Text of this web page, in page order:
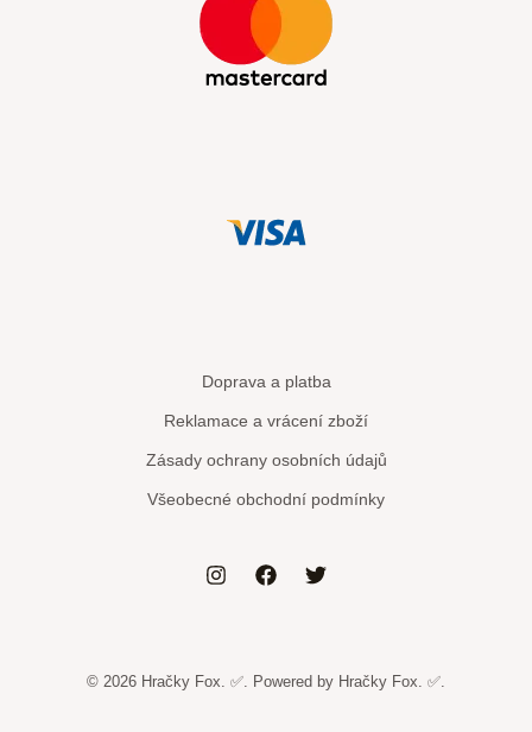
Doprava a platba
Reklamace a vrácení zboží
Zásady ochrany osobních údajů
Všeobecné obchodní podmínky
© 2026 Hračky Fox. ✅. Powered by Hračky Fox. ✅.